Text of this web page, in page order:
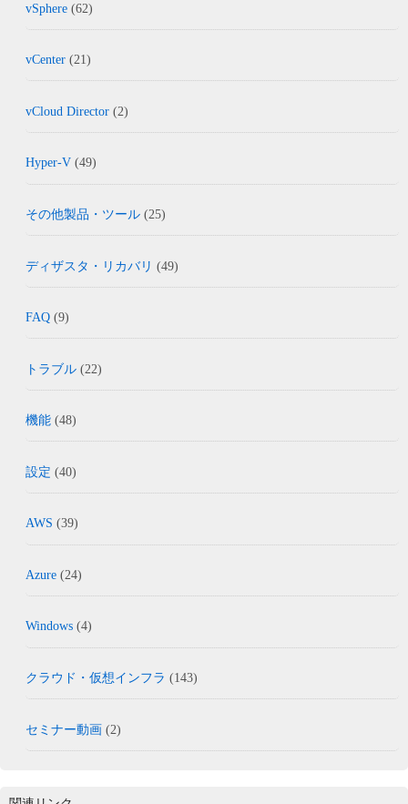
vSphere (62)
vCenter (21)
vCloud Director (2)
Hyper-V (49)
その他製品・ツール (25)
ディザスタ・リカバリ (49)
FAQ (9)
トラブル (22)
機能 (48)
設定 (40)
AWS (39)
Azure (24)
Windows (4)
クラウド・仮想インフラ (143)
セミナー動画 (2)